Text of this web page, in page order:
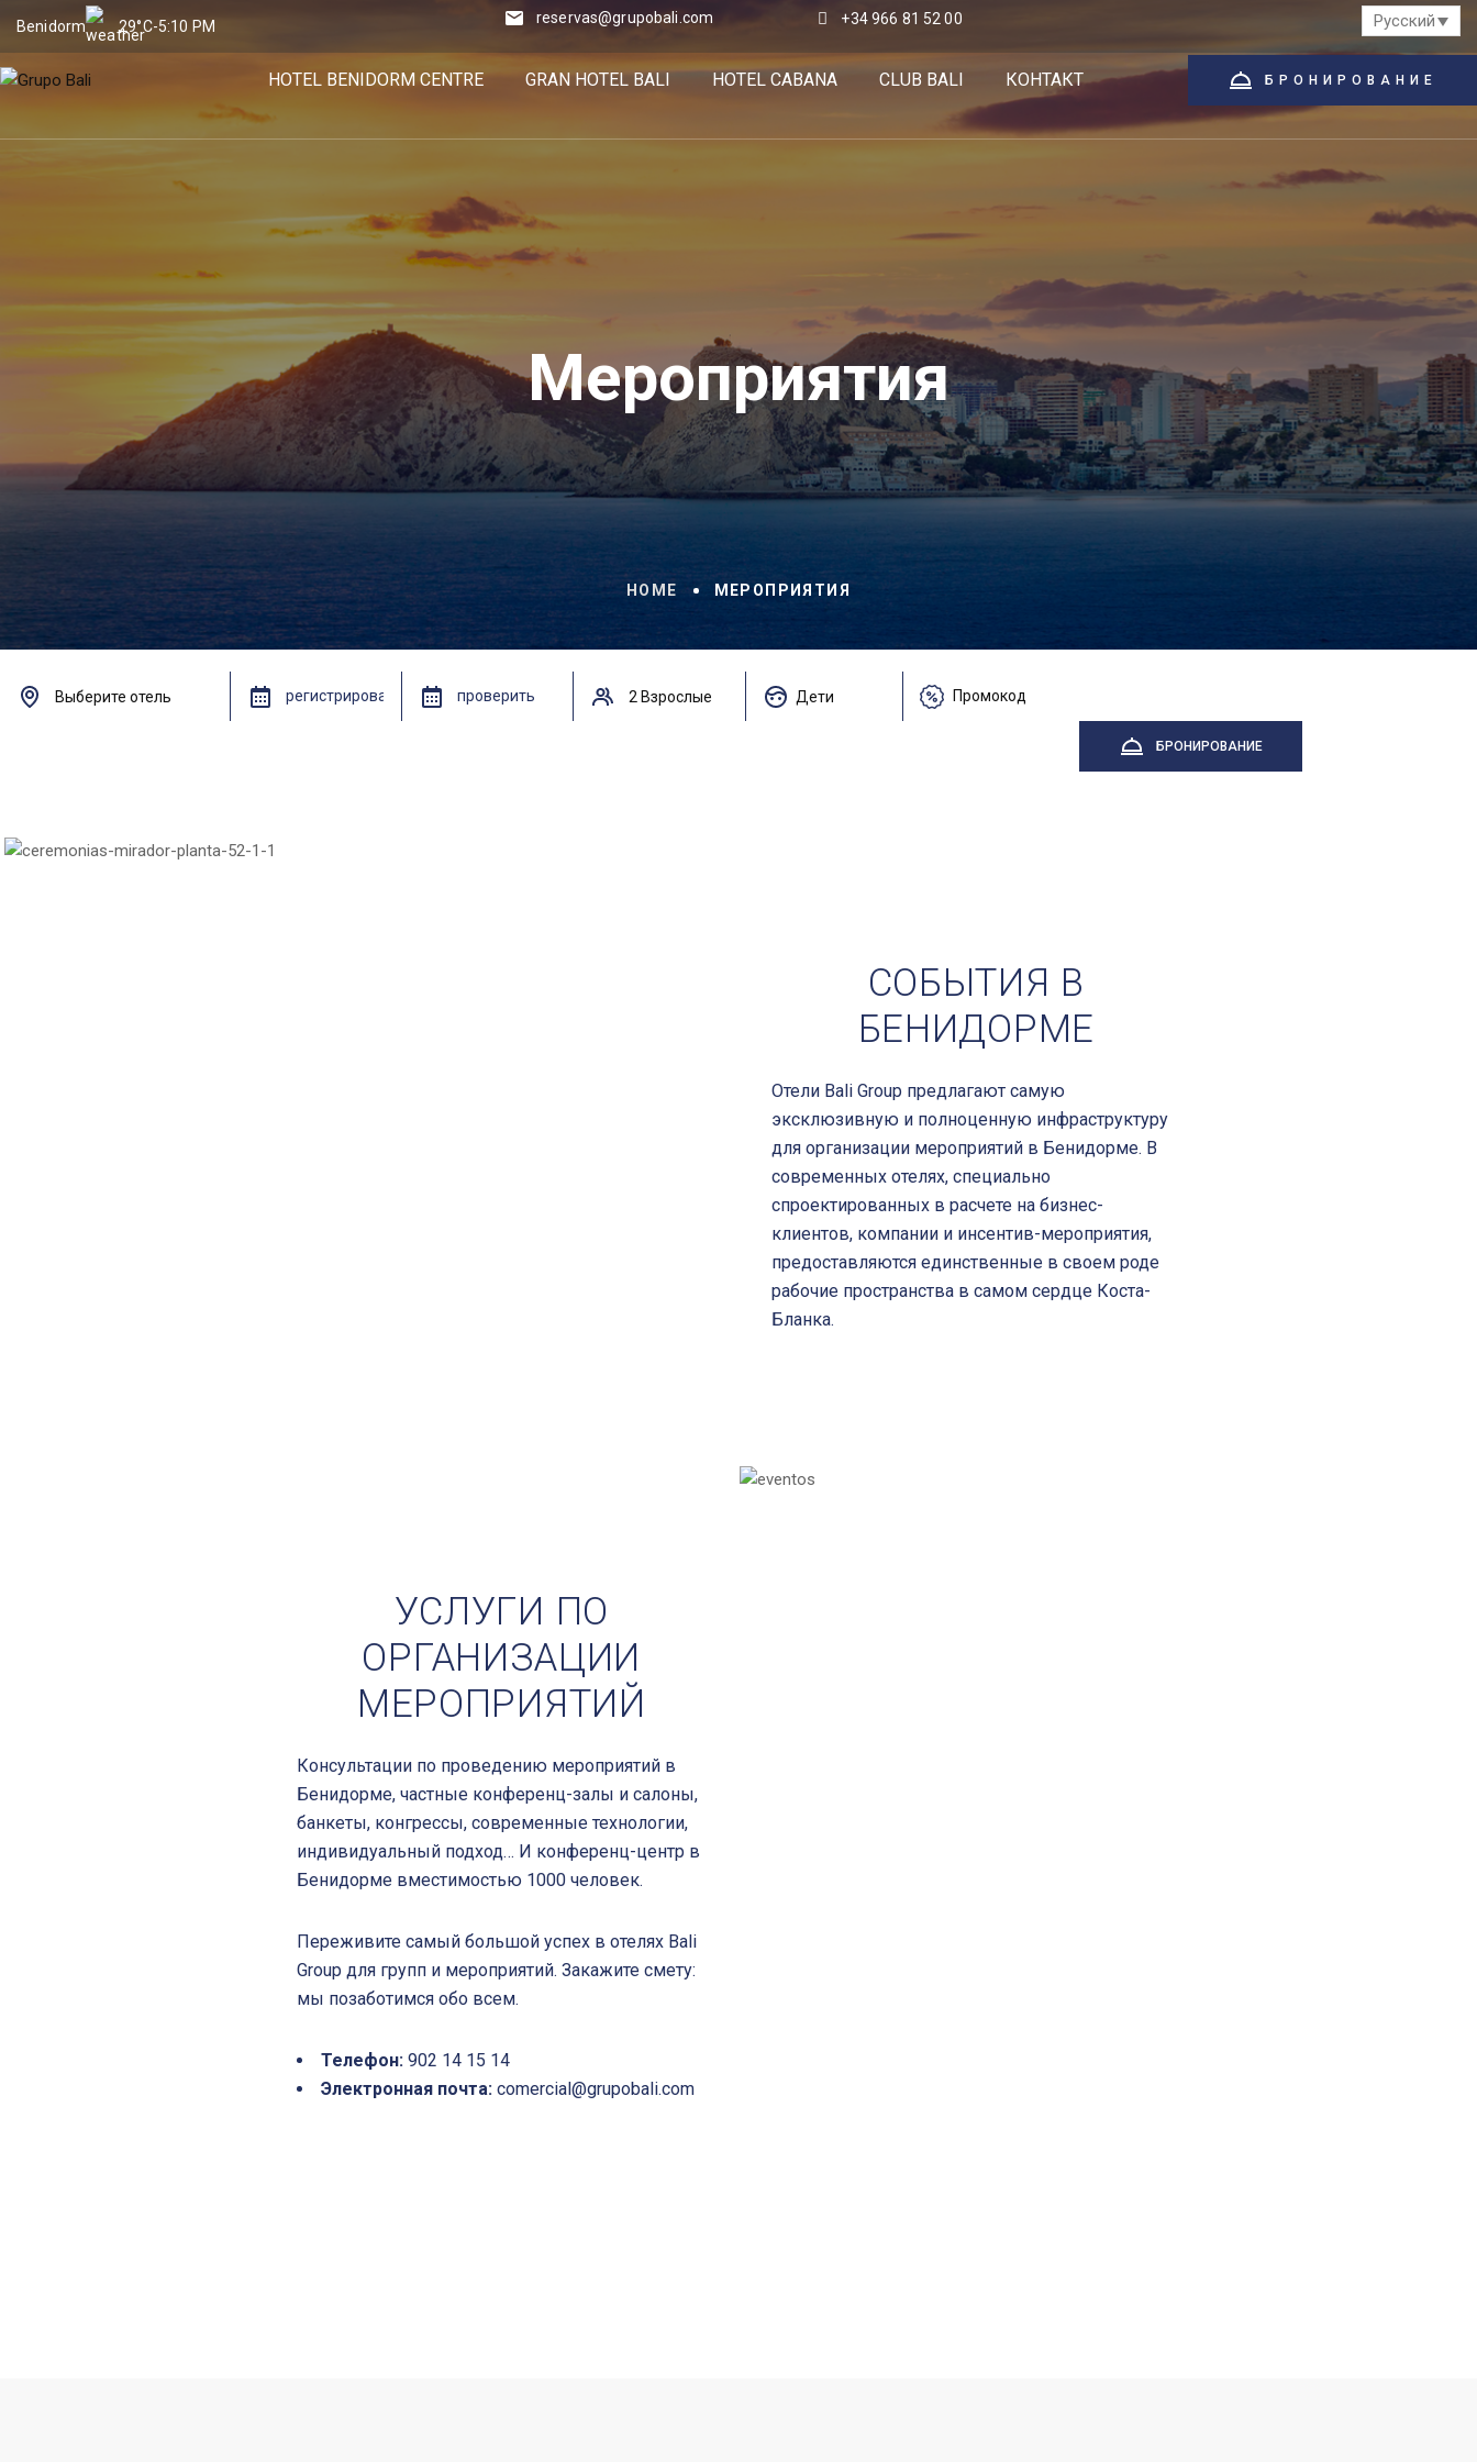
Benidorm 29°C-5:10 PM reservas@grupobali.com +34 966 81 52 00 Русский
HOTEL BENIDORM CENTRE GRAN HOTEL BALI HOTEL CABANA CLUB BALI КОНТАКТ БРОНИРОВАНИЕ
Мероприятия
HOME МЕРОПРИЯТИЯ
БРОНИРОВАНИЕ
СОБЫТИЯ В
БЕНИДОРМЕ
Отели Bali Group предлагают самую
эксклюзивную и полноценную инфраструктуру
для организации мероприятий в Бенидорме. В
современных отелях, специально
спроектированных в расчете на бизнес-
клиентов, компании и инсентив-мероприятия,
предоставляются единственные в своем роде
рабочие пространства в самом сердце Коста-
Бланка.
УСЛУГИ ПО
ОРГАНИЗАЦИИ
МЕРОПРИЯТИЙ
Консультации по проведению мероприятий в
Бенидорме, частные конференц-залы и салоны,
банкеты, конгрессы, современные технологии,
индивидуальный подход… И конференц-центр в
Бенидорме вместимостью 1000 человек.
Переживите самый большой успех в отелях Bali
Group для групп и мероприятий. Закажите смету:
мы позаботимся обо всем.
Телефон: 902 14 15 14
Электронная почта: comercial@grupobali.com